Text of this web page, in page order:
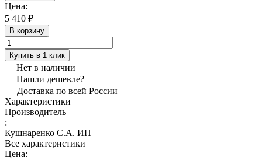
Цена:
5 410 ₽
В корзину
Купить в 1 клик
Нет в наличии
Нашли дешевле?
Доставка по всей России
Характеристики
Производитель
:
Кушнаренко С.А. ИП
Все характеристики
Цена: